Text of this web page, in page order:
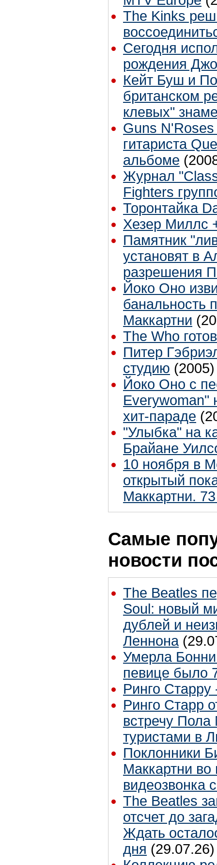
The Kinks
Сегодня
рождения
Кейт Буш и
британском
клевых"
Guns N'Roses
гитариста
альбоме
Журнал
Fighters
Торонтайка
Хезер Миллс
Памятник
установят в
разрешения
Йоко Оно
банальность
Маккартни
The Who
Питер
студию (2005)
Йоко Оно с
Everywoman"
хит-параде
"Улыбка" на
Брайане
10 ноября в
открытый
Маккартни.
Самые
новости
The Beatles
Soul: новый
дублей и
Леннона
Умерла
певице было
Ринго Старру
Ринго Старр
встречу Пола
туристами в
Поклонники
Маккартни во
видеозвонка
The Beatles
отсчет до
Ждать
дня (29.07.26)